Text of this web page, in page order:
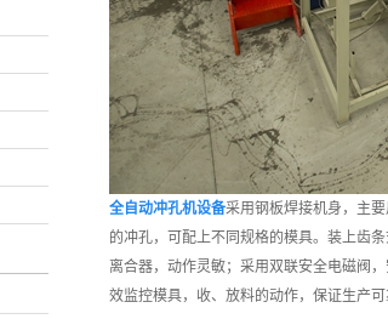
全自动冲孔机设备采用钢板焊接机身，主
的冲孔，可配上不同规格的模具。装上齿
离合器，动作灵敏；采用双联安全电磁阀
效监控模具，收、放料的动作，保证生产